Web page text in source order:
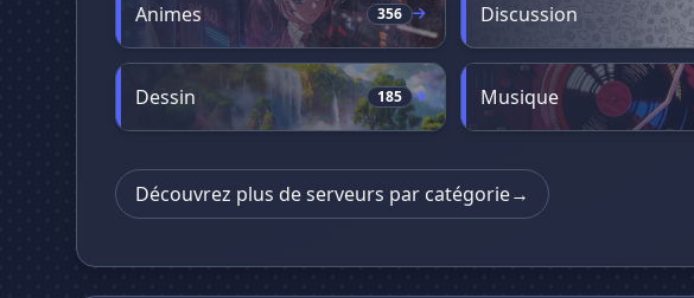
Animes 356 Discussion
Dessin 185 Musique
Découvrez plus de serveurs par catégorie→